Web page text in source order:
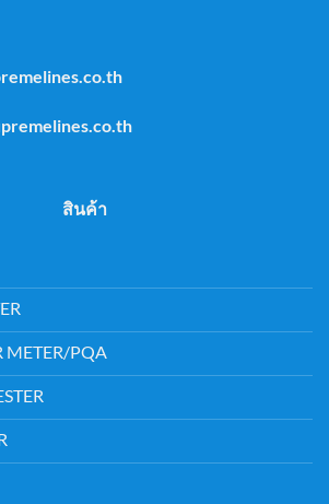
สินค้า
METER/PQA